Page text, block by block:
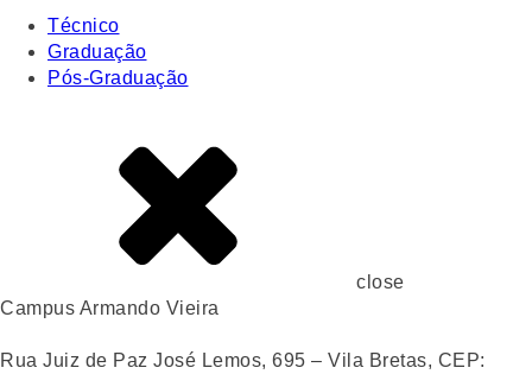
Técnico
Graduação
Pós-Graduação
close
Campus Armando Vieira
Rua Juiz de Paz José Lemos, 695 – Vila Bretas, CEP: